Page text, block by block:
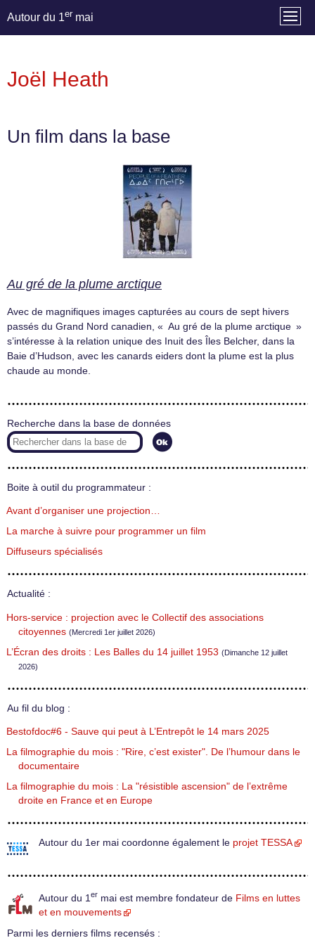
Autour du 1er mai
Joël Heath
Un film dans la base
Au gré de la plume arctique
Avec de magnifiques images capturées au cours de sept hivers
passés du Grand Nord canadien, « Au gré de la plume arctique »
s’intéresse à la relation unique des Inuit des Îles Belcher, dans la
Baie d’Hudson, avec les canards eiders dont la plume est la plus
chaude au monde.
Recherche dans la base de données
Boite à outil du programmateur :
Avant d’organiser une projection…
La marche à suivre pour programmer un film
Diffuseurs spécialisés
Actualité :
Hors-service : projection avec le Collectif des associations
citoyennes (Mercredi 1er juillet 2026)
L’Écran des droits : Les Balles du 14 juillet 1953 (Dimanche 12 juillet
2026)
Au fil du blog :
Bestofdoc#6 - Sauve qui peut à L’Entrepôt le 14 mars 2025
La filmographie du mois : "Rire, c’est exister". De l’humour dans le
documentaire
La filmographie du mois : La "résistible ascension" de l’extrême
droite en France et en Europe
Autour du 1er mai coordonne également le projet TESSA
Autour du 1 er mai est membre fondateur de Films en luttes
et en mouvements
Parmi les derniers films recensés :